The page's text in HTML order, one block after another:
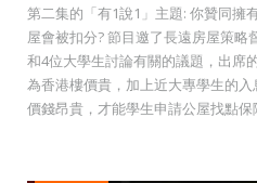
第二集的「有1說1」主題: 你贊同擁
屋會被扣分? 節目邀了長遠房屋策
和4位大學生討論有關的議題，出席
為香港樓價貴，加上近大專學生的
價錢昂貴，才能學生申請公屋找點保